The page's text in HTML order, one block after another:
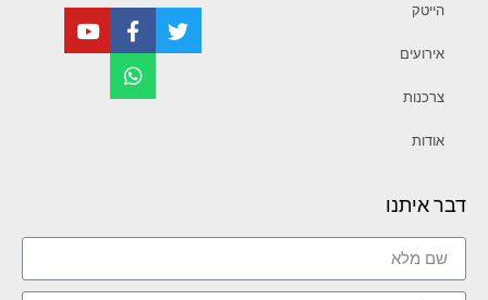
הייטק
אירועים
צרכנות
אודות
דבר איתנו